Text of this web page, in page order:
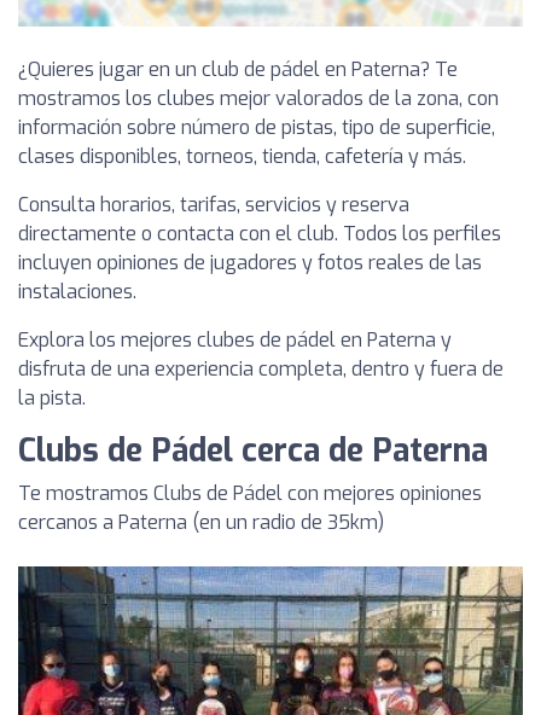
¿Quieres jugar en un club de pádel en Paterna? Te
mostramos los clubes mejor valorados de la zona, con
información sobre número de pistas, tipo de superficie,
clases disponibles, torneos, tienda, cafetería y más.
Consulta horarios, tarifas, servicios y reserva
directamente o contacta con el club. Todos los perfiles
incluyen opiniones de jugadores y fotos reales de las
instalaciones.
Explora los mejores clubes de pádel en Paterna y
disfruta de una experiencia completa, dentro y fuera de
la pista.
Clubs de Pádel cerca de Paterna
Te mostramos Clubs de Pádel con mejores opiniones
cercanos a Paterna (en un radio de 35km)